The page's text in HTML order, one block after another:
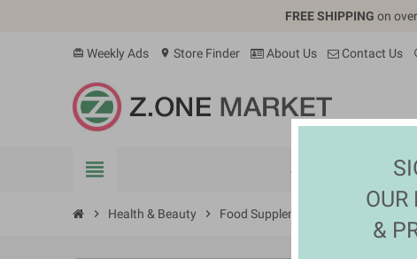
FREE SHIPPING on
card_giftcard Weekly Ads location_on Store Finder About Us Contact Us
view_headline SHOP
chevron_right Health & Beauty chevron_right Food Supplements
OUR
&